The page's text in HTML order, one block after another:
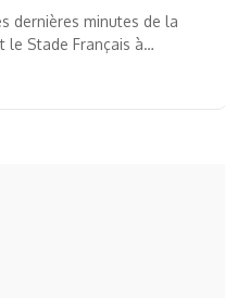
dernières minutes de la
le Stade Français à
immobilisé...